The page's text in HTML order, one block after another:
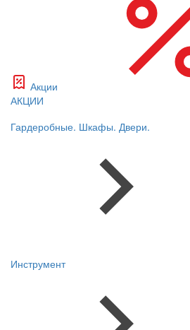
Акции
АКЦИИ
Гардеробные. Шкафы. Двери.
Инструмент